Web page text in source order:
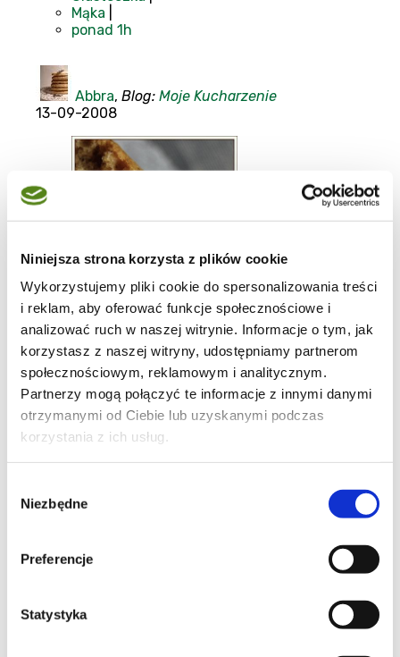
Niniejsza strona korzysta z plików cookie
Wykorzystujemy pliki cookie do spersonalizowania treści
i reklam, aby oferować funkcje społecznościowe i
analizować ruch w naszej witrynie. Informacje o tym, jak
korzystasz z naszej witryny, udostępniamy partnerom
społecznościowym, reklamowym i analitycznym.
Partnerzy mogą połączyć te informacje z innymi danymi
otrzymanymi od Ciebie lub uzyskanymi podczas
korzystania z ich usług.
zgody
Niezbędne
Preferencje
Statystyka
Mąka
ponad 1h
Abbra, Blog: Moje Kucharzenie
13-09-2008
6
Ciasteczka bananowe
Bardzo aromatyczne , z piernikową nutką - takie są
bananowe ciasteczka , na które przepis znalazłam na
bananowy i mufinki nie są jedynymi wypiekami z
dodatkiem bananów ;-)
do 1h